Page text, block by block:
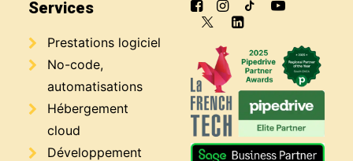
Services
Prestations logiciel
No-code,
automatisations
Hébergement
cloud
Développement